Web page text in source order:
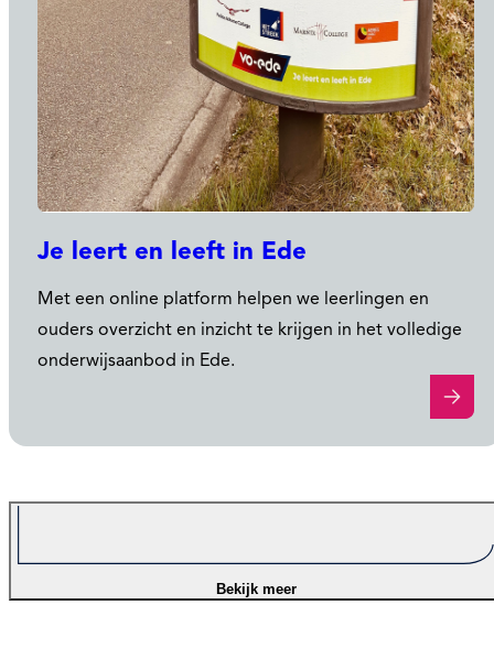
Je leert en leeft in Ede
Met een online platform helpen we leerlingen en
ouders overzicht en inzicht te krijgen in het volledige
onderwijsaanbod in Ede.
Bekijk meer